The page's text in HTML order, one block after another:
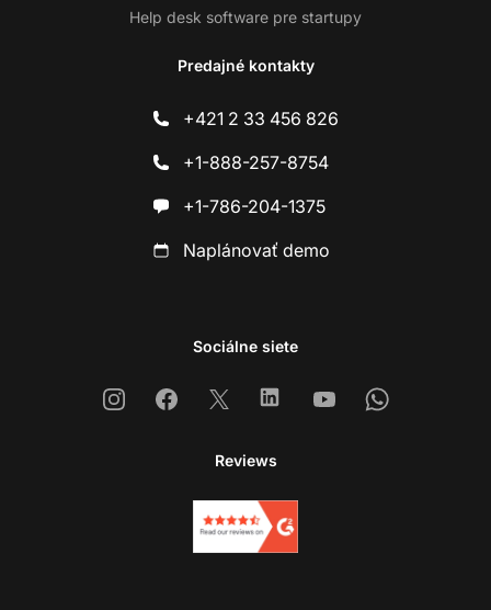
Help desk software pre startupy
Predajné kontakty
+421 2 33 456 826
+1-888-257-8754
+1-786-204-1375
Naplánovať demo
Sociálne siete
InstagramFacebook
X LinkedinYoutubeWhatsapp
Reviews